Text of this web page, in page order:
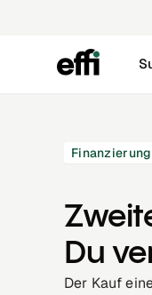
Finanzierung
Du
Der Kauf